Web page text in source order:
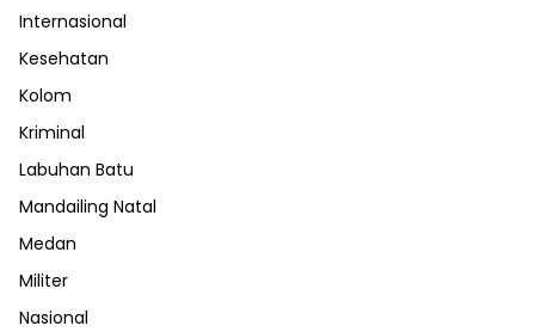
Internasional
Kesehatan
Kolom
Kriminal
Labuhan Batu
Mandailing Natal
Medan
Militer
Nasional